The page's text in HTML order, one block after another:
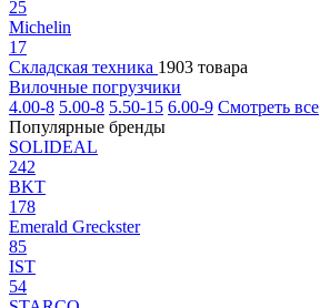
25
Michelin
17
Складская техника 1903 товара
Вилочные погрузчики
4.00-8 5.00-8 5.50-15 6.00-9 Смотреть все
Популярные бренды
SOLIDEAL
242
BKT
178
Emerald Greckster
85
IST
54